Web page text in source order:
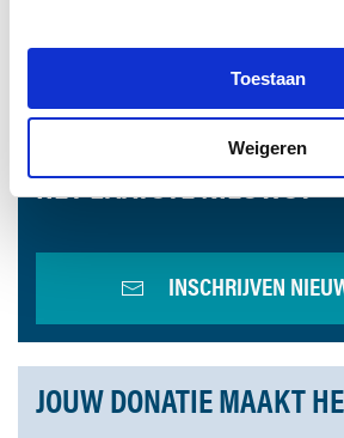
Toestaan
Weigeren
10 mei 2025
Afscheid met een lach en een traan !
ALTIJD ALS EERSTE OP DE
HET LAATSTE NIEUWS?
INSCHRIJVEN
JOUW DONATIE MAAKT